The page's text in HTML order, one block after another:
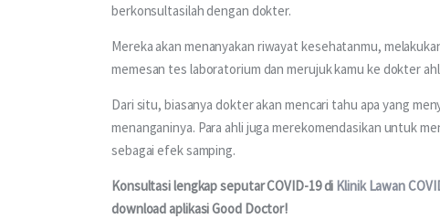
berkonsultasilah dengan dokter.
Mereka akan menanyakan riwayat kesehatanmu,
memesan tes laboratorium dan merujuk kamu ke dokter
Dari situ, biasanya dokter akan mencari tahu apa yang
menanganinya. Para ahli juga merekomendasikan untuk
sebagai efek samping.
Konsultasi lengkap seputar COVID-19 di Klinik Lawan
download aplikasi Good Doctor!